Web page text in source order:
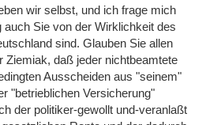
wir selbst, und ich frage mich
Sie von der Wirklichkeit des
sind. Glauben Sie allen
Ziemiak, daß jeder nichtbeamtete
Ausscheiden aus "seinem"
"betrieblichen Versicherung"
der politiker-gewollt und-veranlaßt